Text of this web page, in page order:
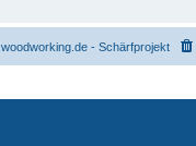
woodworking.de - Schärfprojekt